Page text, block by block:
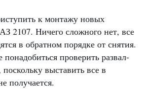
к монтажу новых
2107. Ничего сложного нет, все
в обратном порядке от снятия.
проверить развал-
выставить все в
получается.